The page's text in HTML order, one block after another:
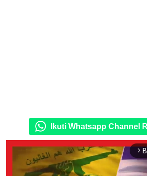
Ikuti Whatsapp Channel
arrow_forward_ios